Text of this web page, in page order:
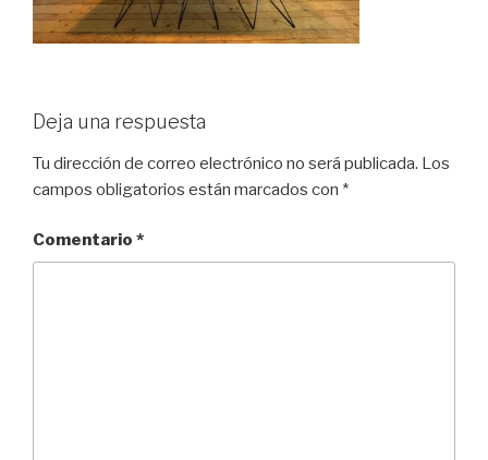
Deja una respuesta
Tu dirección de correo electrónico no será publicada. Los
campos obligatorios están marcados con *
Comentario *